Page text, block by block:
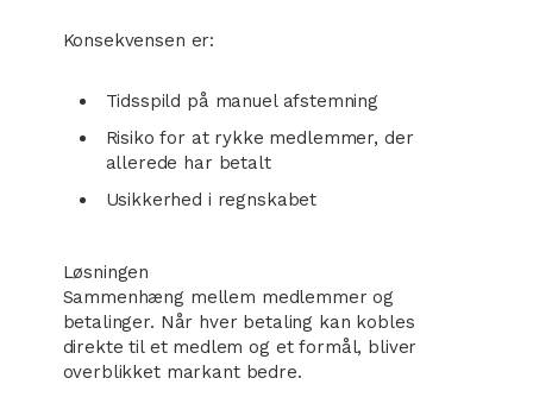
Konsekvensen er:
Tidsspild på manuel afstemning
Risiko for at rykke medlemmer, der
allerede har betalt
Usikkerhed i regnskabet
Løsningen
Sammenhæng mellem medlemmer og
betalinger. Når hver betaling kan kobles
direkte til et medlem og et formål, bliver
overblikket markant bedre.